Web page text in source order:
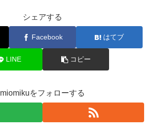
シェアする
Facebook はてブ
LINE コピー
miomikuをフォローする